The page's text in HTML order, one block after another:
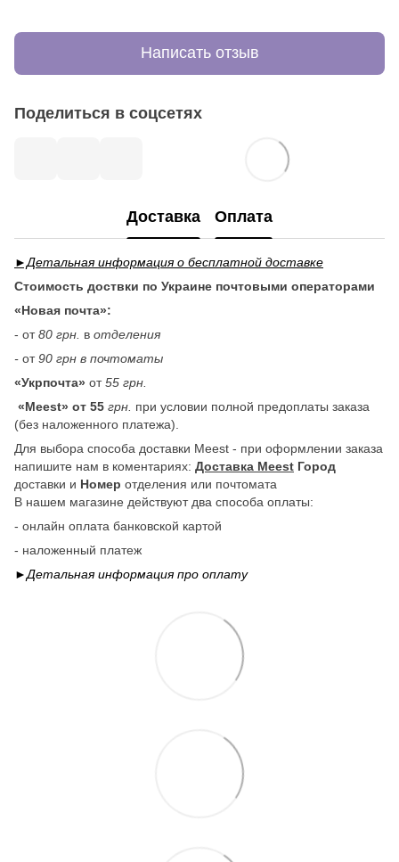
Написать отзыв
Поделиться в соцсетях
Доставка Оплата
►Детальная информация о бесплатной доставке
Стоимость доствки по Украине почтовыми операторами
«Новая почта»:
- от80 грн. в отделения
- от90 грн в почтоматы
«Укрпочта» от55 грн.
«Meest» от 55 грн. при условии полной предоплаты заказа
(без наложенного платежа).
Для выбора способа доставки Meest - при оформлении заказа
напишите нам в коментариях: Доставка Meest Город
доставки и Номер отделения или почтомата
В нашем магазине действуют два способа оплаты:
- онлайн оплата банковской картой
- наложенный платеж
►Детальная информация про оплату